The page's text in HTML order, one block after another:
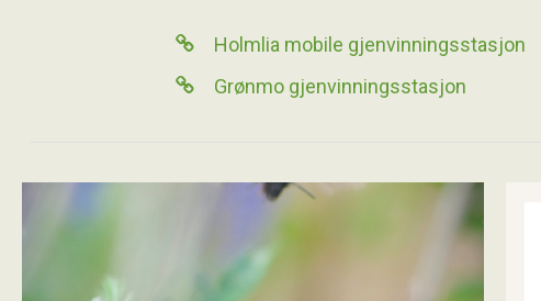
 Holmlia mobile gjenvinningsstasjon
 Grønmo gjenvinningsstasjon